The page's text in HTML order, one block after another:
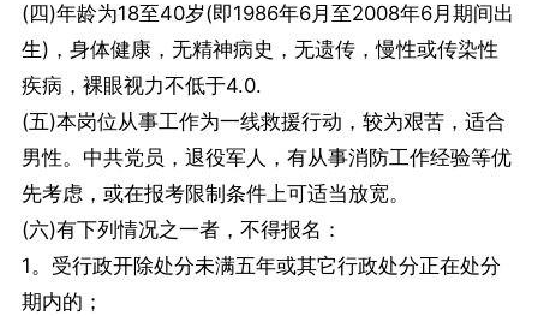
(四)年龄为18至40岁(即1986年6月至2008年6月期间出
生)，身体健康，无精神病史，无遗传，慢性或传染性
疾病，裸眼视力不低于4.0.
(五)本岗位从事工作为一线救援行动，较为艰苦，适合
男性。中共党员，退役军人，有从事消防工作经验等优
先考虑，或在报考限制条件上可适当放宽。
(六)有下列情况之一者，不得报名：
1。受行政开除处分未满五年或其它行政处分正在处分
期内的；